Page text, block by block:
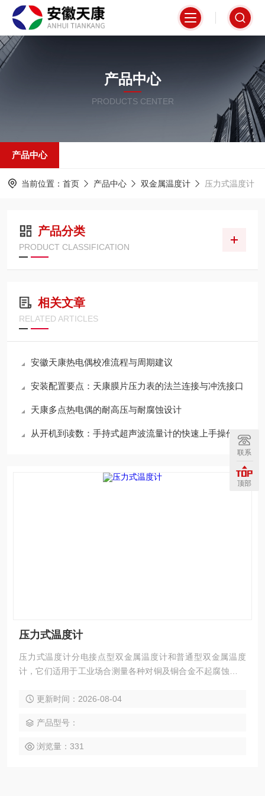
产品中心
PRODUCTS CENTER
产品中心
当前位置： 首页 产品中心 双金属温度计 压力式温度计
产品分类
PRODUCT CLASSIFICATION
相关文章
RELATED ARTICLES
安徽天康热电偶校准流程与周期建议
安装配置要点：天康膜片压力表的法兰连接与冲洗接口
天康多点热电偶的耐高压与耐腐蚀设计
从开机到读数：手持式超声波流量计的快速上手操作步骤详解
压力式温度计
压力式温度计分电接点型双金属温度计和普通型双金属温度
计，它们适用于工业场合测量各种对铜及铜合金不起腐蚀作用
或者超过给定值时发出信号，该温度计也可以用来作温度调节
更新时间：2026-08-04
产品型号：
浏览量：331
联系
顶部